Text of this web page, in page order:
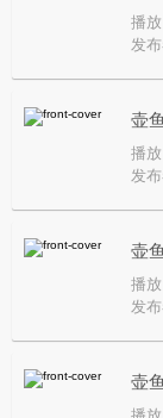
第
播
发布
壶
第
播
发布
壶
第
播
发布
壶